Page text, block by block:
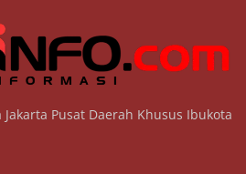
Pusat Daerah Khusus Ibukota